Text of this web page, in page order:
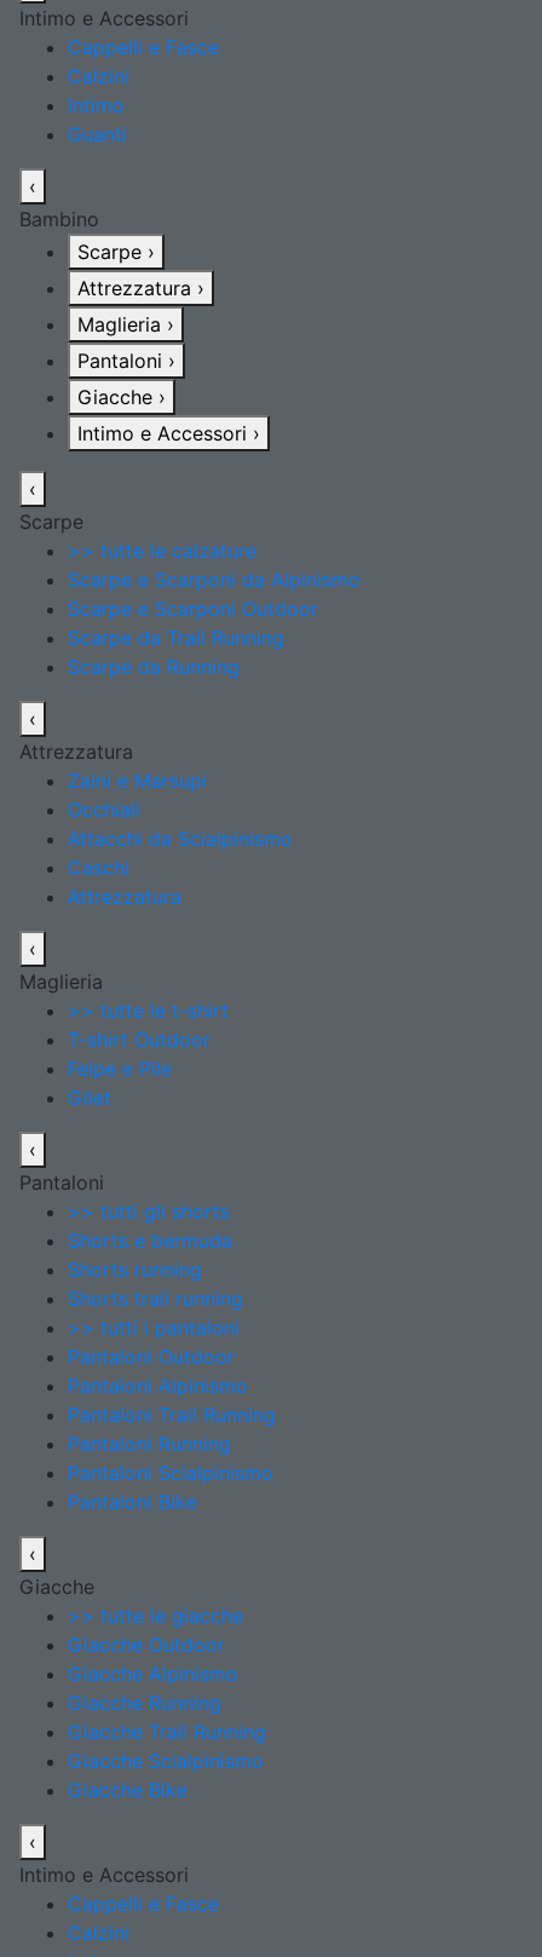
Intimo e Accessori
Cappelli e Fasce
Calzini
Intimo
Guanti
‹
Bambino
Scarpe ›
Attrezzatura ›
Maglieria ›
Pantaloni ›
Giacche ›
Intimo e Accessori ›
‹
Scarpe
>> tutte le calzature
Scarpe e Scarponi da Alpinismo
Scarpe e Scarponi Outdoor
Scarpe da Trail Running
Scarpe da Running
‹
Attrezzatura
Zaini e Marsupi
Occhiali
Attacchi da Scialpinismo
Caschi
Attrezzatura
‹
Maglieria
>> tutte le t-shirt
T-shirt Outdoor
Felpe e Pile
Gilet
‹
Pantaloni
>> tutti gli shorts
Shorts e bermuda
Shorts running
Shorts trail running
>> tutti i pantaloni
Pantaloni Outdoor
Pantaloni Alpinismo
Pantaloni Trail Running
Pantaloni Running
Pantaloni Scialpinismo
Pantaloni Bike
‹
Giacche
>> tutte le giacche
Giacche Outdoor
Giacche Alpinismo
Giacche Running
Giacche Trail Running
Giacche Scialpinismo
Giacche Bike
‹
Intimo e Accessori
Cappelli e Fasce
Calzini